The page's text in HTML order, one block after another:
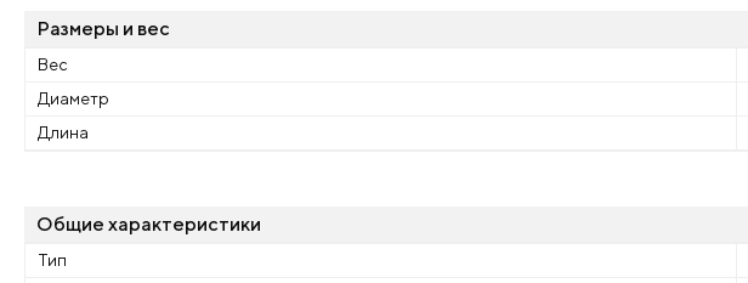
Размеры и вес
Вес
Диаметр
Длина
Общие характеристики
Тип